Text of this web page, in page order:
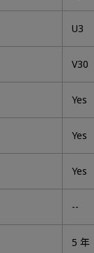
U3
V30
Yes
Yes
Yes
--
5 年